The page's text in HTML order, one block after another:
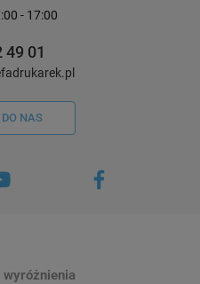
- 17:00
49 01
NAS